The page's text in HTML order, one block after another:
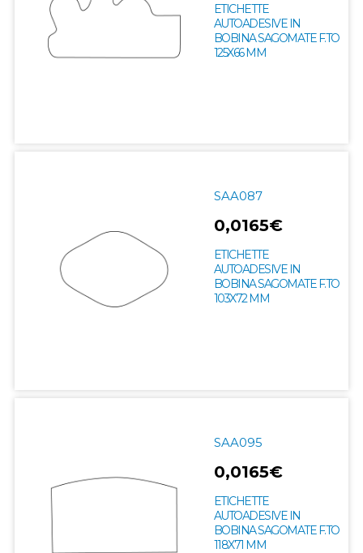
ETICHETTE
AUTOADESIVE IN
BOBINA SAGOMATE F.TO
125X66 MM
SAA087
0,0165€
ETICHETTE
AUTOADESIVE IN
BOBINA SAGOMATE F.TO
103X72 MM
SAA095
0,0165€
ETICHETTE
AUTOADESIVE IN
BOBINA SAGOMATE F.TO
118X71 MM